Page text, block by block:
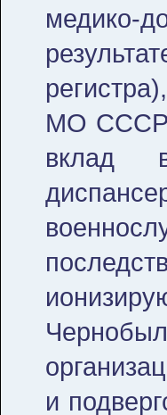
медико-
МО СССР
вклад
и